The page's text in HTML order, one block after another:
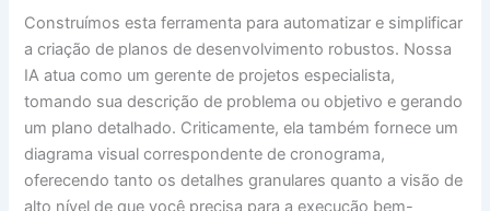
Construímos esta ferramenta para automatizar e simplificar
a criação de planos de desenvolvimento robustos. Nossa
IA atua como um gerente de projetos especialista,
tomando sua descrição de problema ou objetivo e gerando
um plano detalhado. Criticamente, ela também fornece um
diagrama visual correspondente de cronograma,
oferecendo tanto os detalhes granulares quanto a visão de
alto nível de que você precisa para a execução bem-